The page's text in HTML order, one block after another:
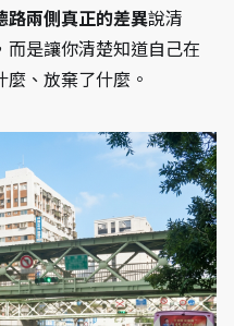
路兩側真正的差異說清
而是讓你清楚知道自己在
、放棄了什麼。